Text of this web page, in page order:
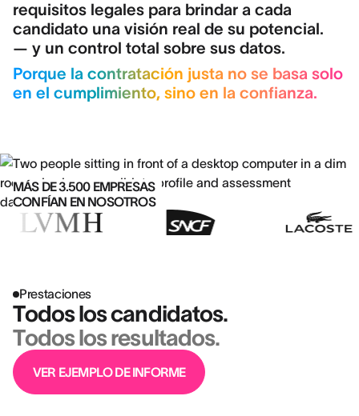
requisitos legales para brindar a cada
candidato una visión real de su potencial.
— y un control total sobre sus datos.
Porque la contratación justa no se basa solo
en el cumplimiento, sino en la confianza.
MÁS DE 3.500 EMPRESAS
CONFÍAN EN NOSOTROS
Prestaciones
Todos los candidatos.
Todos los resultados.
VER EJEMPLO DE INFORME